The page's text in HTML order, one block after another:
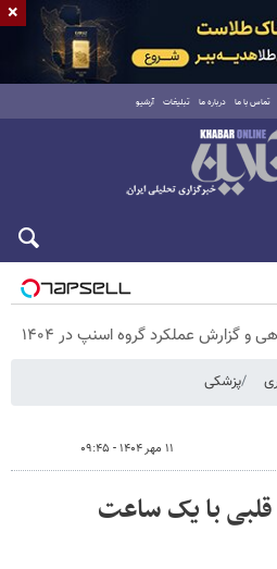
تماس با ما درباره ما تبلیغات آرشیو
و گزارش عملکرد گروه اسنپ در ۱۴۰۴
پزشکی
۱۱ مهر ۱۴۰۴ - ۰۹:۴۵
با یک ساعت
×